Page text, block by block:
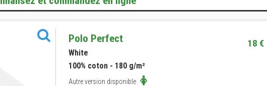
Polo Perfect 18 €
White
100% coton - 180 g/m²
Autre version disponible